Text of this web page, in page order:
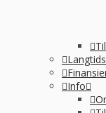
Info